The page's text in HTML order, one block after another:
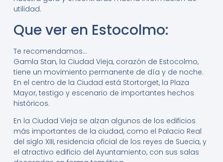
utilidad.
Que ver en Estocolmo:
Te recomendamos…
Gamla Stan, la Ciudad Vieja, corazón de Estocolmo,
tiene un movimiento permanente de día y de noche.
En el centro de la Ciudad está Stortorget, la Plaza
Mayor, testigo y escenario de importantes hechos
históricos.
En la Ciudad Vieja se alzan algunos de los edificios
más importantes de la ciudad, como el Palacio Real
del siglo XIII, residencia oficial de los reyes de Suecia, y
el atractivo edificio del Ayuntamiento, con sus salas